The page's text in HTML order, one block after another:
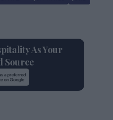
As Your
Source